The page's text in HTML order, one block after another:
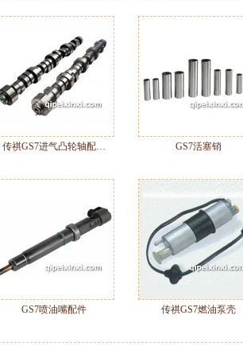
传祺GS7进气凸轮轴配… GS7活塞销
GS7喷油嘴配件 传祺GS7燃油泵壳